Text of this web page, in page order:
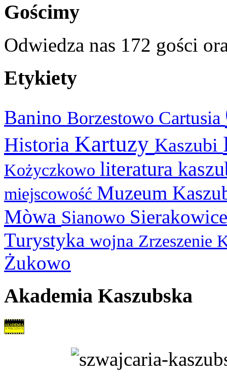
Gościmy
Odwiedza nas 172 gości
Etykiety
Banino Borzestowo Cartusia
Historia Kartuzy Kaszubi
Kożyczkowo literatura
miejscowość Muzeum
Mòwa Sianowo
Turystyka wojna Zrzeszenie
Żukowo
Akademia Kaszubska